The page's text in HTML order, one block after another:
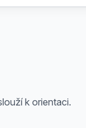
k orientaci.